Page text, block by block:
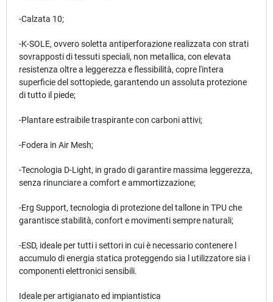
-Calzata 10;
-K-SOLE, ovvero soletta antiperforazione realizzata con strati
sovrapposti di tessuti speciali, non metallica, con elevata
resistenza oltre a leggerezza e flessibilità, copre l'intera
superficie del sottopiede, garantendo un assoluta protezione
di tutto il piede;
-Plantare estraibile traspirante con carboni attivi;
-Fodera in Air Mesh;
-Tecnologia D-Light, in grado di garantire massima leggerezza,
senza rinunciare a comfort e ammortizzazione;
-Erg Support, tecnologia di protezione del tallone in TPU che
garantisce stabilità, confort e movimenti sempre naturali;
-ESD, ideale per tutti i settori in cui è necessario contenere l
accumulo di energia statica proteggendo sia l utilizzatore sia i
componenti elettronici sensibili.
Ideale per artigianato ed impiantistica